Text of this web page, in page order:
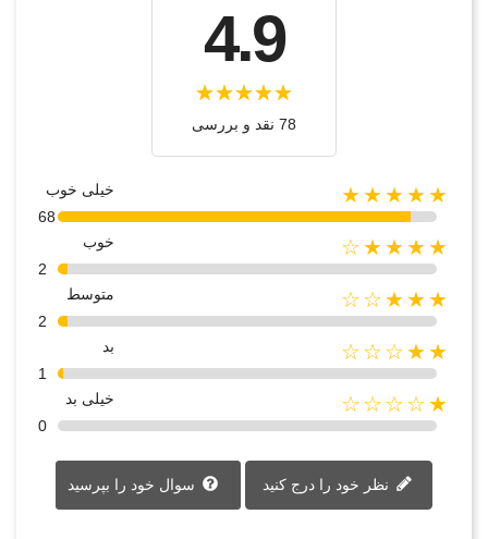
4.9
78 نقد و بررسی‌‌
★★★★★
خیلی خوب
68
★★★★☆
خوب
2
★★★☆☆
متوسط
2
★★☆☆☆
بد
1
★☆☆☆☆
خیلی بد
0
سوال خود را بپرسید